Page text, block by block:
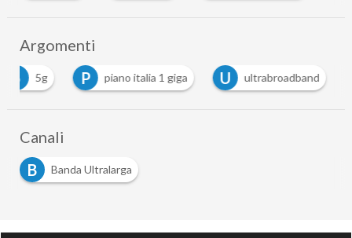
Argomenti
5
5g P piano italia 1 giga U ultrabroadband
Canali
B
Banda Ultralarga